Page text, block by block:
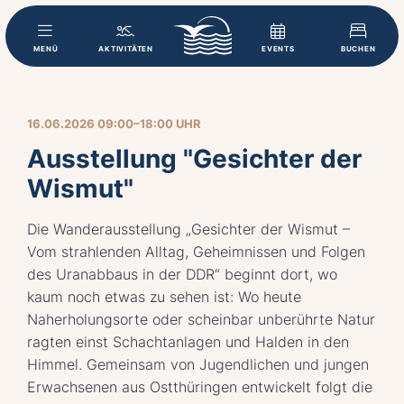
MENÜ AKTIVITÄTEN EVENTS BUCHEN
16.06.2026 09:00–18:00 UHR
Ausstellung "Gesichter der
Wismut"
Die Wanderausstellung „Gesichter der Wismut –
Vom strahlenden Alltag, Geheimnissen und Folgen
des Uranabbaus in der DDR“ beginnt dort, wo
kaum noch etwas zu sehen ist: Wo heute
Naherholungsorte oder scheinbar unberührte Natur
ragten einst Schachtanlagen und Halden in den
Himmel. Gemeinsam von Jugendlichen und jungen
Erwachsenen aus Ostthüringen entwickelt folgt die